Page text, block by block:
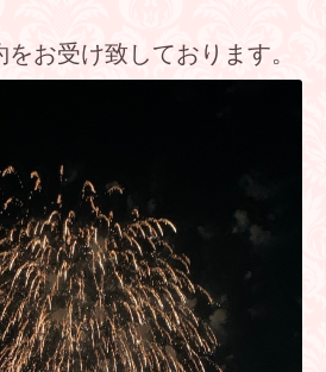
お受け致しております。